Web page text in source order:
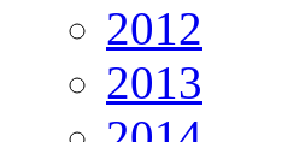
2012
2013